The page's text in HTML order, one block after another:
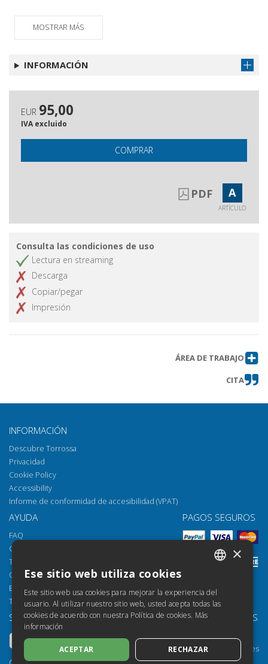
MOSTRAR MÁS
INFORMACIÓN
EUR 95,00
IVA excluido
COMPRAR
PDF A
ARTÍCULO
Consulta las condiciones de uso
Lectura en streaming
Descarga
Copiar/pegar
Impresión
ÁREA DE TRABAJO
CITA
INFORMACIÓN
Descubre Torrossa
Privacidad
Cookie Policy
Accessibility
Informe de conformidad de accesibilidad (VPAT)
AYUDA
FAQ
Cómo abrir los archivos
Torrossa Reader
Opciones de acceso
Email: helpdesk@torrossa.com
Tel:
+39 055 5018800
PAGOS SEGUROS
SÍGUENOS NUESTROS RECURSOS
Torrossa para Instituciones
Torrossa Open
ENGLISH
GERMAN
×
Ese sitio web utiliza cookies
Este sitio web usa cookies para mejorar la experiencia del
usuario. Al utilizar nuestro sitio web, usted acepta todas las
cookies de acuerdo con nuestra Política de cookies. Más
información
ACEPTAR RECHAZAR